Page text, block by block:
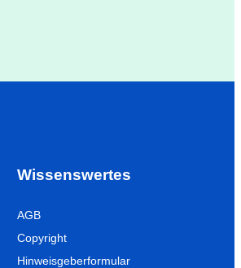
Wissenswertes
AGB
Copyright
Hinweisgeberformular